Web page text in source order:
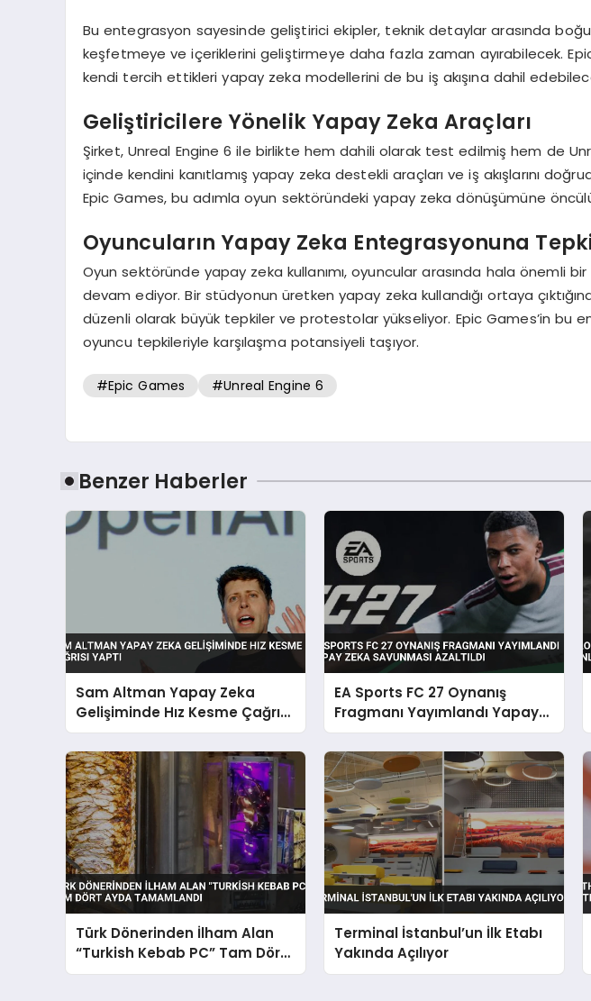
Bu entegrasyon sayesinde geliştirici ekipler, teknik detaylar arasında
keşfetmeye ve içeriklerini geliştirmeye daha fazla zaman ayırabilecek.
kendi tercih ettikleri yapay zeka modellerini de bu iş akışına dahil
Geliştiricilere Yönelik Yapay Zeka Araçları
Şirket, Unreal Engine 6 ile birlikte hem dahili olarak test edilmiş hem de
içinde kendini kanıtlamış yapay zeka destekli araçları ve iş akışlarını
Epic Games, bu adımla oyun sektöründeki yapay zeka dönüşümüne
Oyuncuların Yapay Zeka Entegrasyonuna
Oyun sektöründe yapay zeka kullanımı, oyuncular arasında hala önemli
devam ediyor. Bir stüdyonun üretken yapay zeka kullandığı ortaya
düzenli olarak büyük tepkiler ve protestolar yükseliyor. Epic Games’in bu
oyuncu tepkileriyle karşılaşma potansiyeli taşıyor.
#Epic Games #Unreal Engine 6
Benzer Haberler
Sam Altman Yapay Zeka
Gelişiminde Hız Kesme Çağrısı
Yaptı
EA Sports FC 27 Oynanış
Fragmanı Yayımlandı Yapay
Zeka Savunması Azaltıldı
Türk Dönerinden İlham Alan
“Turkish Kebab PC” Tam Dört
Ayda Tamamlandı
Terminal İstanbul’un İlk Etabı
Yakında Açılıyor